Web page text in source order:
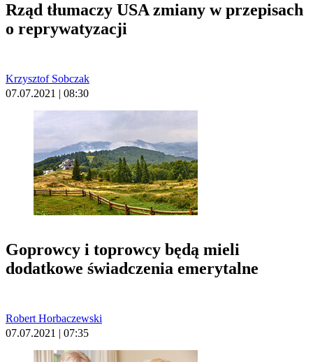
Rząd tłumaczy USA zmiany w przepisach
o reprywatyzacji
Krzysztof Sobczak
07.07.2021 | 08:30
Goprowcy i toprowcy będą mieli
dodatkowe świadczenia emerytalne
Robert Horbaczewski
07.07.2021 | 07:35